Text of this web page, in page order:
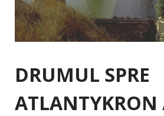
DRUMUL SPRE
ATLANTYKRON